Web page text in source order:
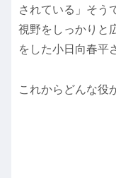
されている」そう
視野をしっかりと
をした小日向春平
これからどんな役